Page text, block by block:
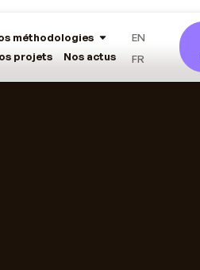
méthodologies
projets
Nos actus
EN
FR